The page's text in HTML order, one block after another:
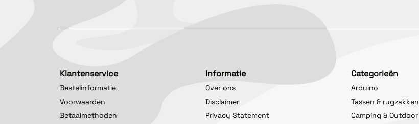
Klantenservice
Bestelinformatie
Voorwaarden
Betaalmethoden
Informatie
Over ons
Disclaimer
Privacy Statement
Categorieën
Arduino
Tassen & rugzakken
Camping & Outdoor